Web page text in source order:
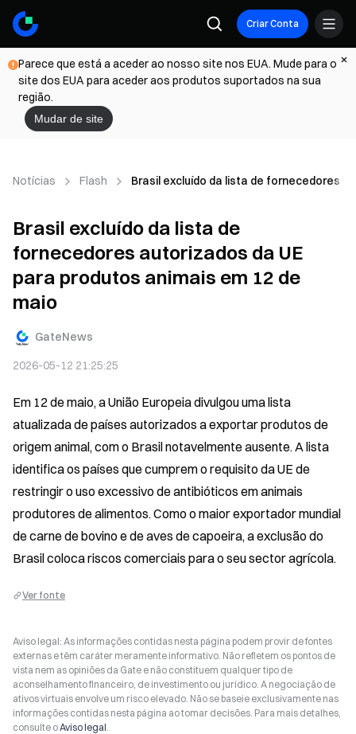
Criar Conta
Parece que está a aceder ao nosso site nos EUA. Mude para o
site dos EUA para aceder aos produtos suportados na sua
região.
Mudar de site
Notícias Flash Brasil excluído da lista de fornecedores
Brasil excluído da lista de
fornecedores autorizados da UE
para produtos animais em 12 de
maio
GateNews
2026-05-12 21:25:25
Em 12 de maio, a União Europeia divulgou uma lista
atualizada de países autorizados a exportar produtos de
origem animal, com o Brasil notavelmente ausente. A lista
identifica os países que cumprem o requisito da UE de
restringir o uso excessivo de antibióticos em animais
produtores de alimentos. Como o maior exportador mundial
de carne de bovino e de aves de capoeira, a exclusão do
Brasil coloca riscos comerciais para o seu sector agrícola.
Ver fonte
Aviso legal: As informações contidas nesta página podem provir de fontes
externas e têm caráter meramente informativo. Não refletem os pontos de
vista nem as opiniões da Gate e não constituem qualquer tipo de
aconselhamento financeiro, de investimento ou jurídico. A negociação de
ativos virtuais envolve um risco elevado. Não se baseie exclusivamente nas
informações contidas nesta página ao tomar decisões. Para mais detalhes,
consulte oAviso legal.